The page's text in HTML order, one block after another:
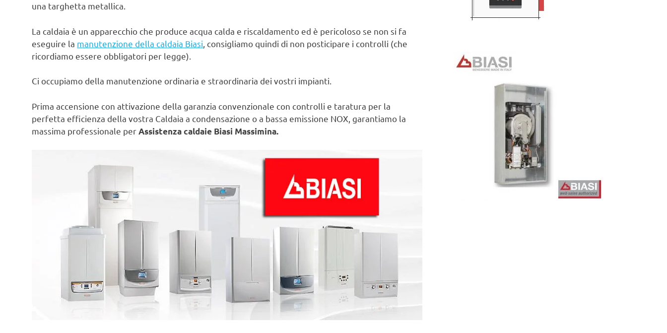
una targhetta metallica.
La caldaia è un apparecchio che produce acqua calda e riscaldamento ed è pericoloso se non si fa
eseguire la manutenzione della caldaia Biasi , consigliamo quindi di non posticipare i controlli (che
ricordiamo essere obbligatori per legge).
Ci occupiamo della manutenzione ordinaria e straordinaria dei vostri impianti.
Prima accensione con attivazione della garanzia convenzionale con controlli e taratura per la
perfetta efficienza della vostra Caldaia a condensazione o a bassa emissione NOX, garantiamo la
massima professionale perAssistenza caldaie Biasi Massimina.